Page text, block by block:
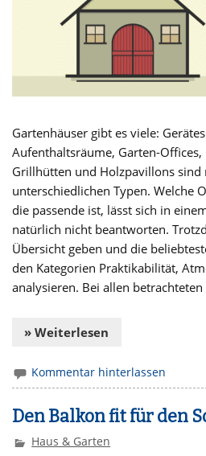
Gartenhäuser gibt es viele:
Aufenthaltsräume, Garten-Offices,
Grillhütten und Holzpavillons sind
unterschiedlichen Typen. Welche
die passende ist, lässt sich in
natürlich nicht beantworten.
Übersicht geben und die
den Kategorien Praktikabilität,
analysieren. Bei allen
» Weiterlesen
Kommentar hinterlassen
Den Balkon fit für den
Haus & Garten